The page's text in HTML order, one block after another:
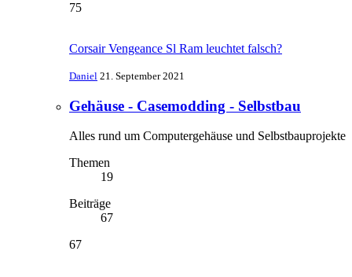
75
Corsair Vengeance Sl Ram leuchtet falsch?
Daniel 21. September 2021
Gehäuse - Casemodding - Selbstbau
Alles rund um Computergehäuse und Selbstbauprojekte
Themen
19
Beiträge
67
67